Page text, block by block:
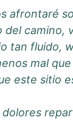
tan
mal
este sitio